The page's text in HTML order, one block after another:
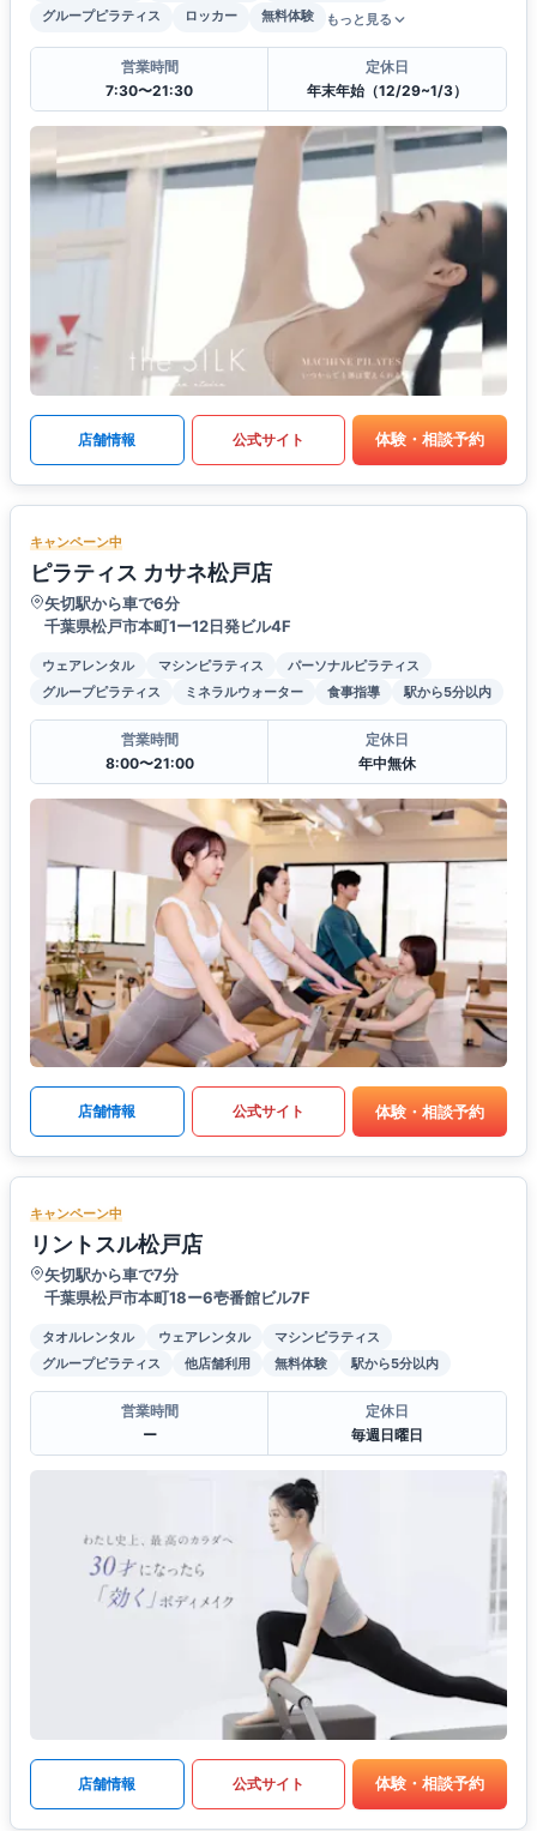
グループピラティス
ロッカー 無料体験 もっと見る
営業時間
7:30〜21:30
定休日
年末年始（12/29~1/3）
店舗情報 公式サイト 体験・相談予約
キャンペーン中
ピラティス カサネ松戸店
矢切駅から車で6分
千葉県松戸市本町1ー12日発ビル4F
ウェアレンタル マシンピラティス
パーソナルピラティス
グループピラティス
ミネラルウォーター 食事指導 駅から5分以内
営業時間
8:00〜21:00
定休日
年中無休
店舗情報 公式サイト 体験・相談予約
キャンペーン中
リントスル松戸店
矢切駅から車で7分
千葉県松戸市本町18ー6壱番館ビル7F
タオルレンタル ウェアレンタル
マシンピラティス
グループピラティス
他店舗利用 無料体験 駅から5分以内
営業時間
ー
定休日
毎週日曜日
店舗情報 公式サイト 体験・相談予約